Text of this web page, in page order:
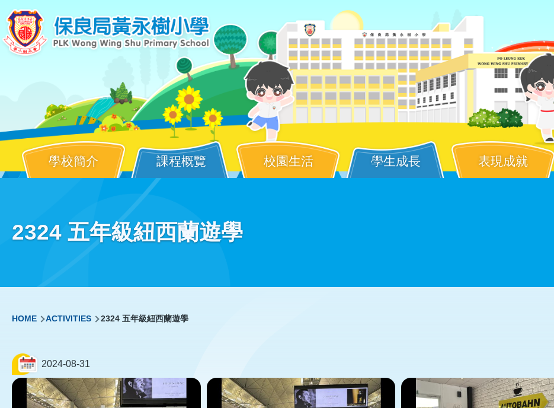
Skip to main content
navigation
學校簡介 課程概覽 校園生活 學生成長 表現成就
2324 五年級紐西蘭遊學
Breadcrumb
HOME ACTIVITIES 2324 五年級紐西蘭遊學
2024-08-31